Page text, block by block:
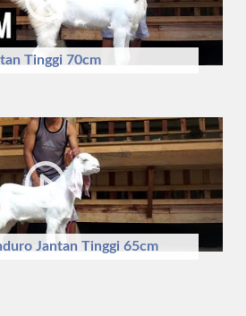
Tinggi 70cm
Jantan Tinggi 65cm